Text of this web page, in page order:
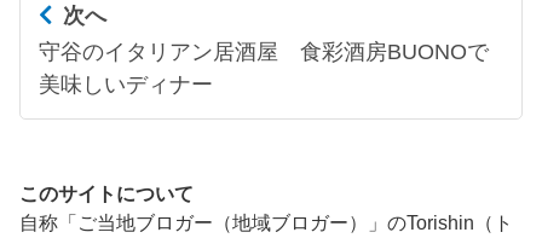
次へ
守谷のイタリアン居酒屋 食彩酒房BUONOで
美味しいディナー
このサイトについて
自称「ご当地ブロガー（地域ブロガー）」のTorishin（ト